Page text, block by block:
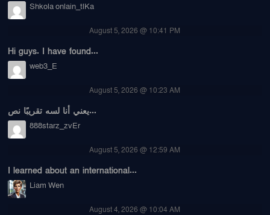
Shkola onlain_tlKa
August 5, 2026 @ 10:41 PM
Hi guys. I have found...
web3_E
August 5, 2026 @ 10:23 AM
يعني أنا لسه تقريبًا نص...
888starz_zvEr
August 5, 2026 @ 12:59 AM
I learned about an international...
Liam Wen
August 4, 2026 @ 10:04 AM